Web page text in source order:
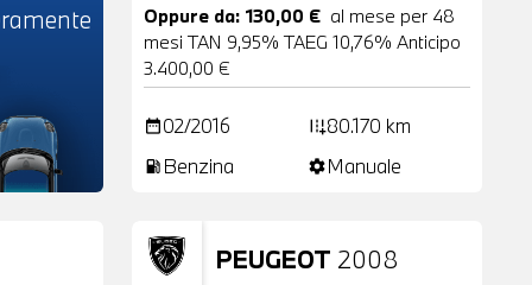
Oppure da: 130,00 € al mese per 48
mesi TAN 9,95% TAEG 10,76% Anticipo
3.400,00 €
date_range02/2016 add_road80.170 km
local_gas_station Benzina settingsManuale
PEUGEOT 2008
Usato